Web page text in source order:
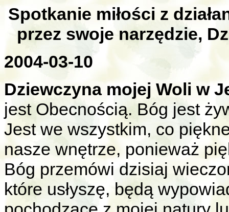
Spotkanie miłości z
przez swoje narzędzie,
2004-03-10
Dziewczyna mojej Woli w
jest Obecnością. Bóg jest
Jest we wszystkim, co
nasze wnętrze, ponieważ
Bóg przemówi dzisiaj
które usłyszę, będą